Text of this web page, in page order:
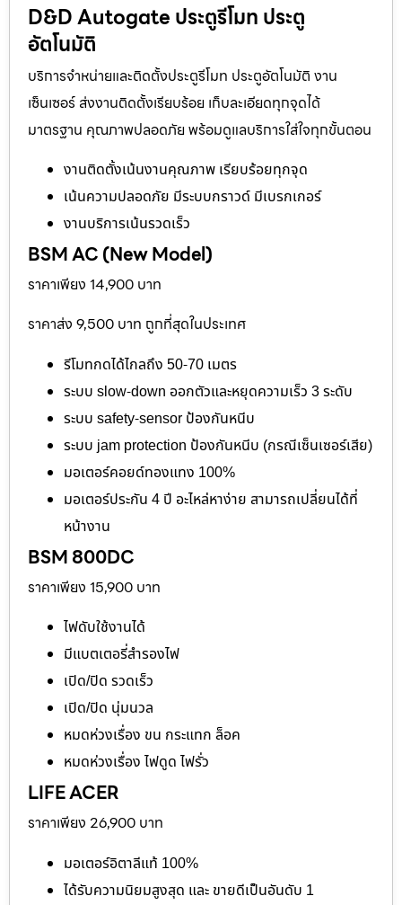
D&D Autogate ประตูรีโมท ประตู
อัตโนมัติ
บริการจำหน่ายและติดตั้งประตูรีโมท ประตูอัตโนมัติ งาน
เซ็นเซอร์ ส่งงานติดตั้งเรียบร้อย เก็บละเอียดทุกจุดได้
มาตรฐาน คุณภาพปลอดภัย พร้อมดูแลบริการใส่ใจทุกขั้นตอน
งานติดตั้งเน้นงานคุณภาพ เรียบร้อยทุกจุด
เน้นความปลอดภัย มีระบบกราวด์ มีเบรกเกอร์
งานบริการเน้นรวดเร็ว
BSM AC (New Model)
ราคาเพียง 14,900 บาท
ราคาส่ง 9,500 บาท ถูกที่สุดในประเทศ
รีโมทกดได้ไกลถึง 50-70 เมตร
ระบบ slow-down ออกตัวและหยุดความเร็ว 3 ระดับ
ระบบ safety-sensor ป้องกันหนีบ
ระบบ jam protection ป้องกันหนีบ (กรณีเซ็นเซอร์เสีย)
มอเตอร์คอยด์ทองแทง 100%
มอเตอร์ประกัน 4 ปี อะไหล่หาง่าย สามารถเปลี่ยนได้ที่
หน้างาน
BSM 800DC
ราคาเพียง 15,900 บาท
ไฟดับใช้งานได้
มีแบตเตอรี่สำรองไฟ
เปิด/ปิด รวดเร็ว
เปิด/ปิด นุ่มนวล
หมดห่วงเรื่อง ขน กระแทก ล็อค
หมดห่วงเรื่อง ไฟดูด ไฟรั่ว
LIFE ACER
ราคาเพียง 26,900 บาท
มอเตอร์อิตาลีแท้ 100%
ได้รับความนิยมสูงสุด และ ขายดีเป็นอันดับ 1